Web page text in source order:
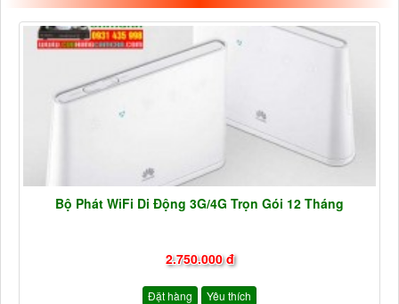
Bộ Phát WiFi Di Động 3G/4G Trọn Gói 12 Tháng
2.750.000 đ
Đặt hàng
Yêu thích